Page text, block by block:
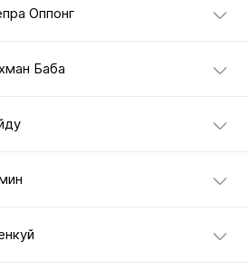
Оппонг
Баба